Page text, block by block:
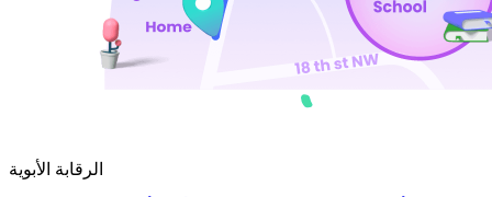
الرقابة الأبوية